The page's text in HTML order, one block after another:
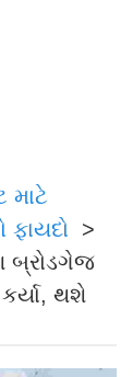
માટે
ફાયદો
>
બ્રોડગેજ
થશે